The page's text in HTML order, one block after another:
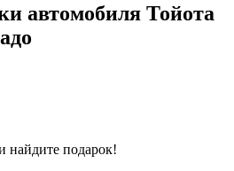
автомобиля Тойота
найдите подарок!